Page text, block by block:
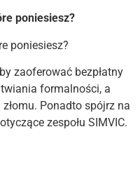
poniesiesz?
poniesiesz?
zaoferować bezpłatny
formalności, a
Ponadto spójrz na
zespołu SIMVIC.